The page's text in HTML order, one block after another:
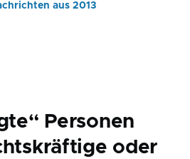
aus 2013
Personen
oder